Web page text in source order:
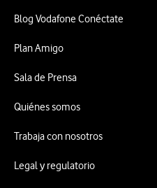
Blog Vodafone Conéctate
Plan Amigo
Sala de Prensa
Quiénes somos
Trabaja con nosotros
Legal y regulatorio